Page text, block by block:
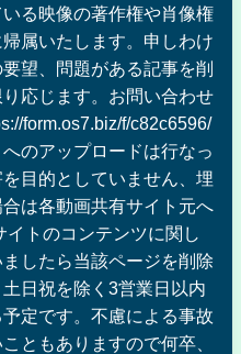
る映像の著作権や肖像権
属いたします。申しわけ
望、問題がある記事を削
応じます。お問い合わせ
form.os7.biz/f/c82c6596/
のアップロードは行なっ
目的としていません、埋
は各動画共有サイト元へ
イトのコンテンツに関し
したら当該ページを削除
日祝を除く3営業日以内
定です。不慮による事故
ともありますので何卒、